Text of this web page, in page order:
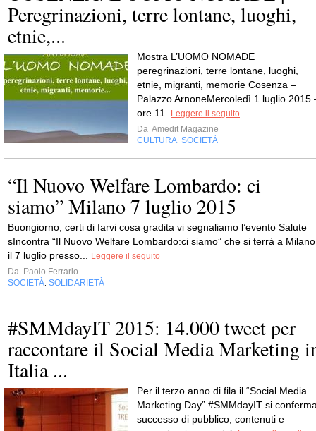
Peregrinazioni, terre lontane, luoghi,
etnie,...
Mostra L’UOMO NOMADE
peregrinazioni, terre lontane, luoghi,
etnie, migranti, memorie Cosenza –
Palazzo ArnoneMercoledì 1 luglio 2015
ore 11.
Leggere il seguito
Da Amedit Magazine
CULTURA SOCIETÀ
“Il Nuovo Welfare Lombardo: ci
siamo” Milano 7 luglio 2015
Buongiorno, certi di farvi cosa gradita vi segnaliamo l’evento Salute
sIncontra “Il Nuovo Welfare Lombardo:ci siamo” che si terrà a Milano
il 7 luglio presso...
Leggere il seguito
Da Paolo Ferrario
SOCIETÀ SOLIDARIETÀ
#SMMdayIT 2015: 14.000 tweet per
raccontare il Social Media Marketing
Italia ...
Per il terzo anno di fila il “Social Media
Marketing Day” #SMMdayIT si
successo di pubblico, contenuti e